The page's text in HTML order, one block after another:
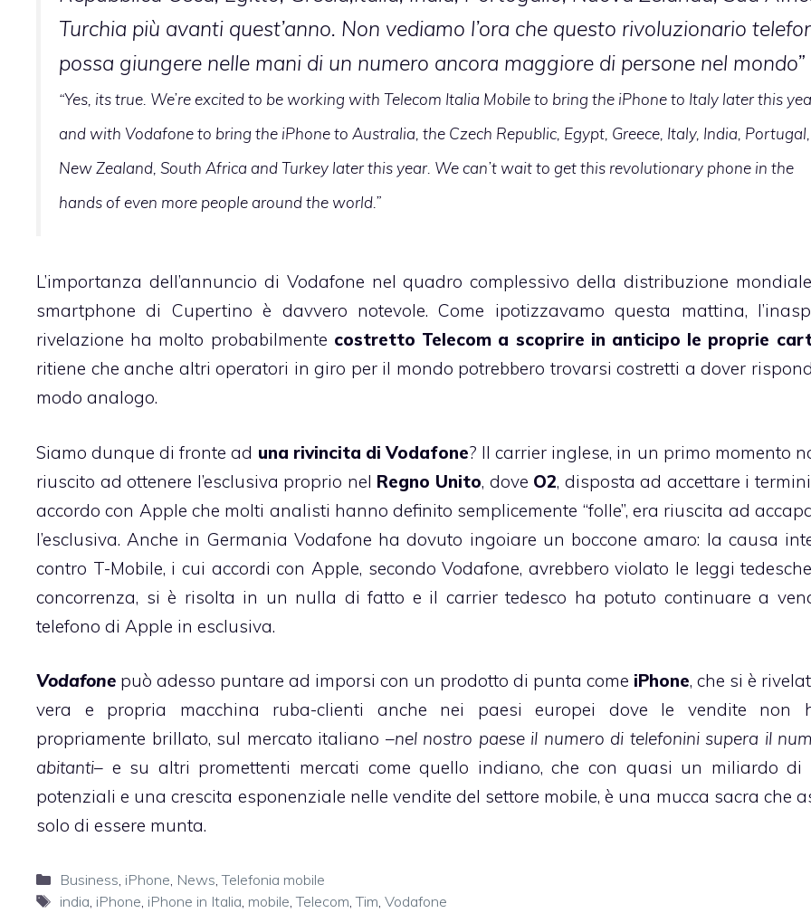
Turchia più avanti quest’anno. Non vediamo l’ora che questo rivoluzionario
possa giungere nelle mani di un numero ancora maggiore di persone nel mondo”
“Yes, its true. We’re excited to be working with Telecom Italia Mobile to bring the iPhone to Italy later this
and with Vodafone to bring the iPhone to Australia, the Czech Republic, Egypt, Greece, Italy, India, Portugal,
New Zealand, South Africa and Turkey later this year. We can’t wait to get this revolutionary phone in the
hands of even more people around the world.”
L’importanza dell’annuncio di Vodafone nel quadro complessivo della distribuzione
smartphone di Cupertino è davvero notevole.Come ipotizzavamo questa mattina,
rivelazione ha molto probabilmente costretto Telecom a scoprire in anticipo le proprie
ritiene che anche altri operatori in giro per il mondo potrebbero trovarsi costretti a dover
modo analogo.
Siamo dunque di fronte ad una rivincita di Vodafone? Il carrier inglese, in un primo momento
riuscito ad ottenere l’esclusiva proprio nel Regno Unito, dove O2, disposta ad accettare i
accordo con Apple che molti analisti hanno definito semplicemente “folle”, era riuscita ad
l’esclusiva. Anche in Germania Vodafone ha dovuto ingoiare un boccone amaro: la causa
contro T-Mobile, i cui accordi con Apple, secondo Vodafone, avrebbero violato le leggi
concorrenza, si è risolta in un nulla di fatto e il carrier tedesco ha potuto continuare a
telefono di Apple in esclusiva.
Vodafone può adesso puntare ad imporsi con un prodotto di punta come iPhone, che si è
vera e propria macchina ruba-clienti anche nei paesi europei dove le vendite non
propriamente brillato, sul mercato italiano –nel nostro paese il numero di telefonini supera il
abitanti– e su altri promettenti mercati come quello indiano, che con quasi un miliardo di
potenziali e una crescita esponenziale nelle vendite del settore mobile, è una mucca sacra che
solo di essere munta.
Categorie
Business, iPhone, News,Telefonia mobile
Tag
india, iPhone, iPhone in Italia, mobile,Telecom,Tim, Vodafone